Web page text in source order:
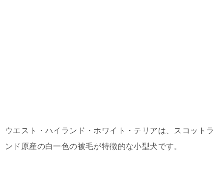
ウエスト・ハイランド・ホワイト・テリアは、スコットラ
ンド原産の白一色の被毛が特徴的な小型犬です。